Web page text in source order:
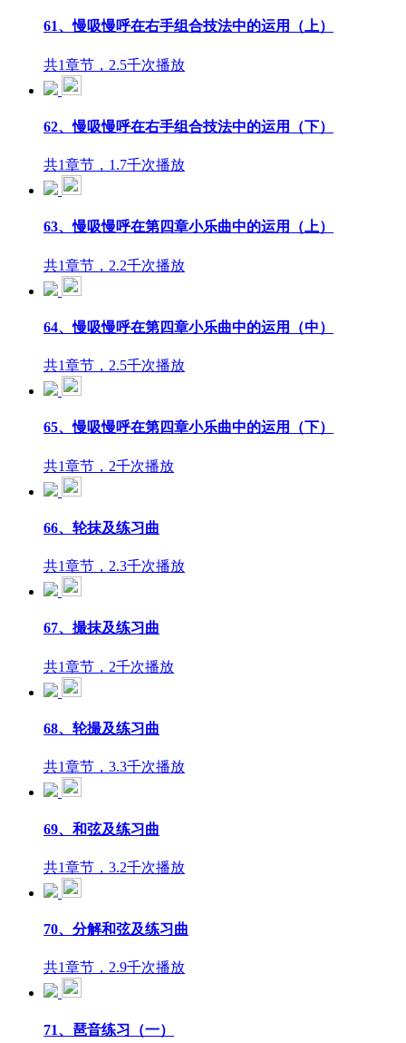
61、慢吸慢呼在右手组合技法中的运用（上）
共1章节，2.5千次播放
62、慢吸慢呼在右手组合技法中的运用（下）
共1章节，1.7千次播放
63、慢吸慢呼在第四章小乐曲中的运用（上）
共1章节，2.2千次播放
64、慢吸慢呼在第四章小乐曲中的运用（中）
共1章节，2.5千次播放
65、慢吸慢呼在第四章小乐曲中的运用（下）
共1章节，2千次播放
66、轮抹及练习曲
共1章节，2.3千次播放
67、撮抹及练习曲
共1章节，2千次播放
68、轮撮及练习曲
共1章节，3.3千次播放
69、和弦及练习曲
共1章节，3.2千次播放
70、分解和弦及练习曲
共1章节，2.9千次播放
71、琶音练习（一）